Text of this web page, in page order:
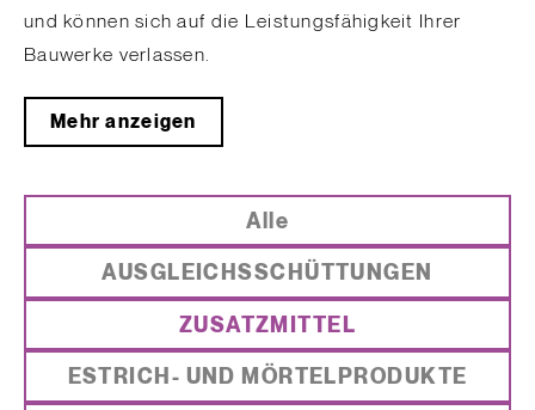
und können sich auf die Leistungsfähigkeit Ihrer
Bauwerke verlassen.
Mehr anzeigen
Alle
AUSGLEICHSSCHÜTTUNGEN
ZUSATZMITTEL
ESTRICH- UND MÖRTELPRODUKTE